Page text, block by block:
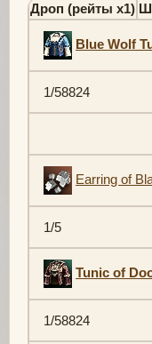
Дроп (рейты х1)
Blue Wolf
1/58824
Earring of
1/5
Tunic of
1/58824